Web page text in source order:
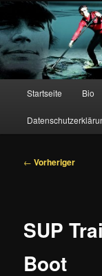
Zum
primären
Inhalt
springenChristian
Paddling
Startseite Bio
Beitragsnavigation
← Vorheriger
SUP
Boot